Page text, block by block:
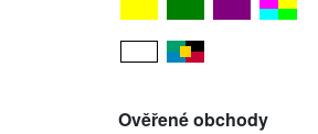
Ověřené obchody